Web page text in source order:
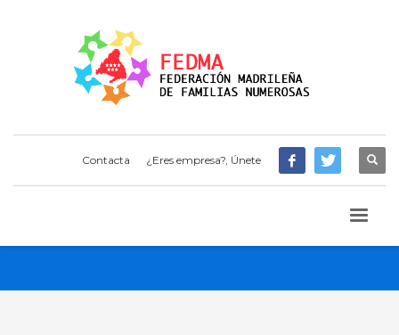
Contacta ¿Eres empresa?, Únete